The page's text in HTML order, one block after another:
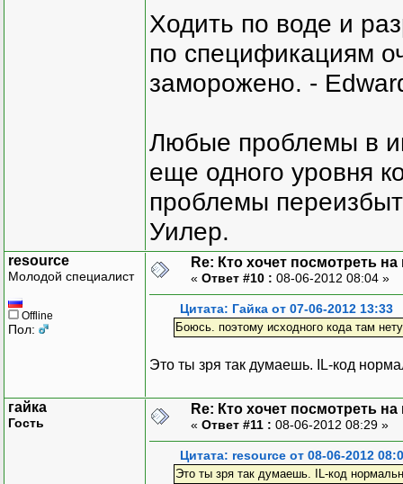
Ходить по воде и
по спецификациям
заморожено. -
Любые проблемы в
еще одного уровня
проблемы
Уилер.
resource
Молодой специалист
Offline
Пол:
Re: Кто хочет посмотреть
« Ответ #10 : 08-06-2012 08:04 »
Цитата: Гайка от 07-06-2012 13:33
Боюсь. поэтому исходного кода там
Это ты зря так думаешь. IL-код
гайка
Гость
Re: Кто хочет посмотреть
« Ответ #11 : 08-06-2012 08:29 »
Цитата: resource от 08-06-2012
Это ты зря так думаешь. IL-код